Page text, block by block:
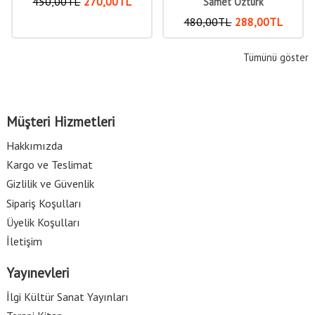
480,00TL 288,00TL
Tümünü göster
Müşteri Hizmetleri
Hakkımızda
Kargo ve Teslimat
Gizlilik ve Güvenlik
Sipariş Koşulları
Üyelik Koşulları
İletişim
Yayınevleri
İlgi Kültür Sanat Yayınları